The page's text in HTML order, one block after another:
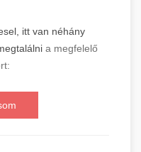
itt van néhány
a megfelelő